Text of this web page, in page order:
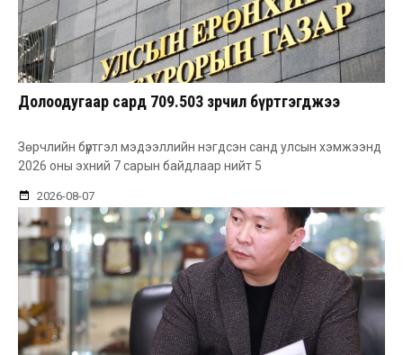
Долоодугаар сард 709.503 зөрчил бүртгэгджээ
Зөрчлийн бүртгэл мэдээллийн нэгдсэн санд улсын хэмжээнд
2026 оны эхний 7 сарын байдлаар нийт 5
2026-08-07